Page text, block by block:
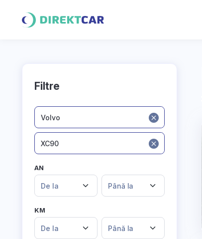
Filtre
Volvo
XC90
AN
De la Până la
KM
De la Până la